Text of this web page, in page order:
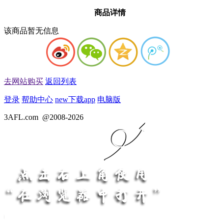
商品详情
该商品暂无信息
去网站购买 返回列表
登录 帮助中心 new下载app 电脑版
3AFL.com @2008-2026